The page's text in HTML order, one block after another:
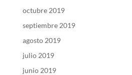
octubre 2019
septiembre 2019
agosto 2019
julio 2019
junio 2019